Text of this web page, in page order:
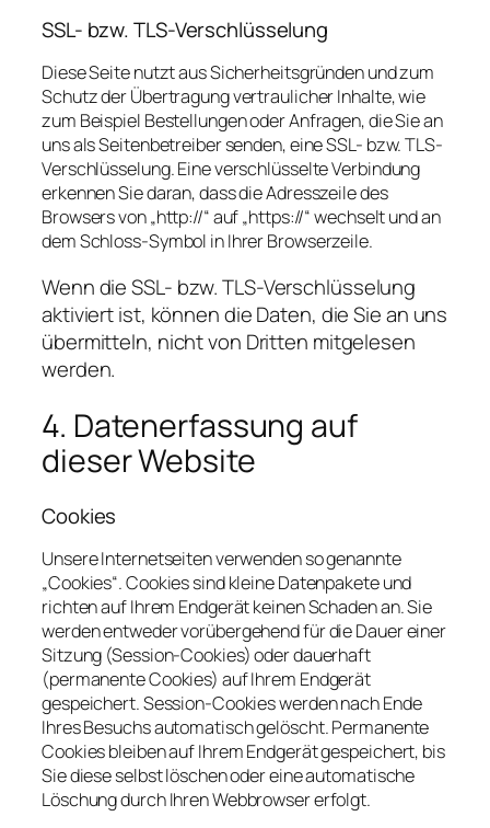
SSL- bzw. TLS-Verschlüsselung
Diese Seite nutzt aus Sicherheitsgründen und zum
Schutz der Übertragung vertraulicher Inhalte, wie
zum Beispiel Bestellungen oder Anfragen, die Sie an
uns als Seitenbetreiber senden, eine SSL- bzw. TLS-
Verschlüsselung. Eine verschlüsselte Verbindung
erkennen Sie daran, dass die Adresszeile des
Browsers von „http://“ auf „https://“ wechselt und an
dem Schloss-Symbol in Ihrer Browserzeile.
Wenn die SSL- bzw. TLS-Verschlüsselung
aktiviert ist, können die Daten, die Sie an uns
übermitteln, nicht von Dritten mitgelesen
werden.
4. Datenerfassung auf
dieser Website
Cookies
Unsere Internetseiten verwenden so genannte
„Cookies“. Cookies sind kleine Datenpakete und
richten auf Ihrem Endgerät keinen Schaden an. Sie
werden entweder vorübergehend für die Dauer einer
Sitzung (Session-Cookies) oder dauerhaft
(permanente Cookies) auf Ihrem Endgerät
gespeichert. Session-Cookies werden nach Ende
Ihres Besuchs automatisch gelöscht. Permanente
Cookies bleiben auf Ihrem Endgerät gespeichert, bis
Sie diese selbst löschen oder eine automatische
Löschung durch Ihren Webbrowser erfolgt.